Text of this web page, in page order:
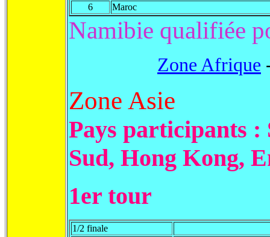
6
Maroc
Namibie qualifiée
Zone Afrique
Zone Asie
Pays participants
Sud, Hong Kong,
1er tour
1/2 finale